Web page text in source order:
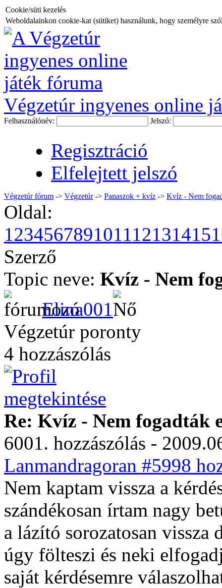
Cookie/süti kezelés
Weboldalainkon cookie-kat (sütiket) használunk, hogy személyre
Végzetúr ingyenes online
Felhasználónév: Jelszó:
Regisztráció
Elfelejtett jelszó
Végzetúr fórum -> Végzetúr-> Panaszok + kvíz -> Kvíz - Nem
Oldal:
123456789101112131415
Szerző
Topic neve: Kvíz - Nem
Elina001
Végzetúr poronty
4 hozzászólás
Re: Kvíz - Nem fogadták
6001. hozzászólás -
Lanmandragoran #5998
Nem kaptam vissza a
szándékosan írtam nagy
a lázító sorozatosan vissza
úgy fölteszi és neki
saját kérdésemre